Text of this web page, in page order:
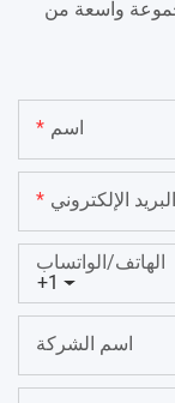
واسعة من
اسم
البريد الإلكتروني
+1
الهاتف/الواتساب
اسم الشركة